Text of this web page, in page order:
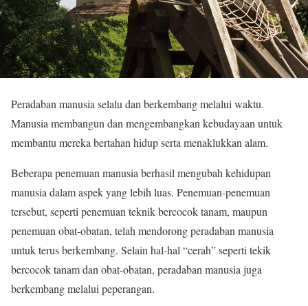
Peradaban manusia selalu dan berkembang melalui waktu.
Manusia membangun dan mengembangkan kebudayaan untuk
membantu mereka bertahan hidup serta menaklukkan alam.
Beberapa penemuan manusia berhasil mengubah kehidupan
manusia dalam aspek yang lebih luas. Penemuan-penemuan
tersebut, seperti penemuan teknik bercocok tanam, maupun
penemuan obat-obatan, telah mendorong peradaban manusia
untuk terus berkembang. Selain hal-hal “cerah” seperti tekik
bercocok tanam dan obat-obatan, peradaban manusia juga
berkembang melalui peperangan.